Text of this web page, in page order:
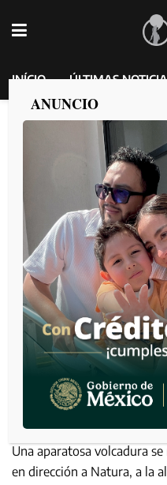
INÍCIO ÚLTIMAS
Hombre resulta
el bulevar 2000
por MEXICO COMUNICA
Una aparatosa volcadura
en dirección a Natura, a la
ANUNCIO